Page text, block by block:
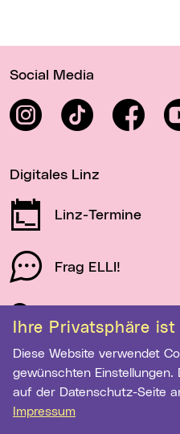
Ihre Privatsphäre
Diese Website verwendet Cookies. Bitte wählen Sie Ihre
gewünschten Einstellungen.
auf der Datenschutz-Seite
Impressum
Social Media
InstagramTikTok Facebook
Digitales Linz
Linz-Termine
Frag ELLI!
Schau auf Linz
Newsletter-Anmeldung
E-Mail-Adresse eingeben